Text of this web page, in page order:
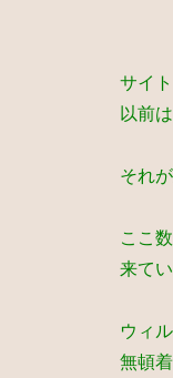
サイ
以前
それ
ここ
来て
ウィ
無頓